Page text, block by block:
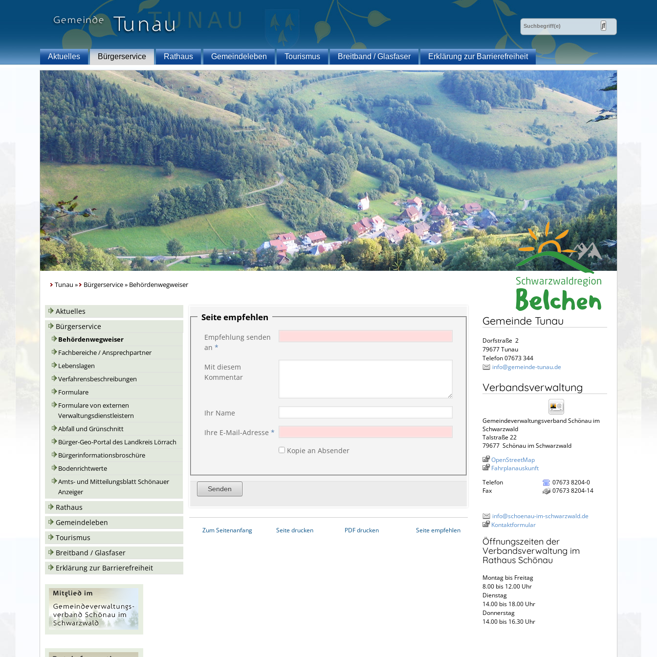
Aktuelles Bürgerservice Rathaus Gemeindeleben Tourismus Breitband / Glasfaser Erklärung zur Barrierefreiheit
Tunau » Bürgerservice» Behördenwegweiser
Aktuelles
Bürgerservice
Behördenwegweiser
Fachbereiche / Ansprechpartner
Lebenslagen
Verfahrensbeschreibungen
Formulare
Formulare von externen
Verwaltungsdienstleistern
Abfall und Grünschnitt
Bürger-Geo-Portal des Landkreis Lörrach
Bürgerinformationsbroschüre
Bodenrichtwerte
Amts- und Mitteilungsblatt Schönauer
Anzeiger
Rathaus
Gemeindeleben
Tourismus
Breitband / Glasfaser
Erklärung zur Barrierefreiheit
Seite empfehlen
Empfehlung senden
an *
Mit diesem
Kommentar
Ihr Name
Ihre E-Mail-Adresse *
Kopie an Absender
Zum Seitenanfang Seite drucken PDF drucken Seite empfehlen
Gemeinde Tunau
Dorfstraße 2
79677 Tunau
Telefon 07673 344
info@gemeinde-tunau.de
Verbandsverwaltung
Gemeindeverwaltungsverband Schönau im
Schwarzwald
Talstraße 22
79677 Schönau im Schwarzwald
OpenStreetMap
Fahrplanauskunft
Telefon
07673 8204-0
Fax
07673 8204-14
info@schoenau-im-schwarzwald.de
Kontaktformular
Öffnungszeiten der
Verbandsverwaltung im
Rathaus Schönau
Montag bis Freitag
8.00 bis 12.00 Uhr
Dienstag
14.00 bis 18.00 Uhr
Donnerstag
14.00 bis 16.30 Uhr